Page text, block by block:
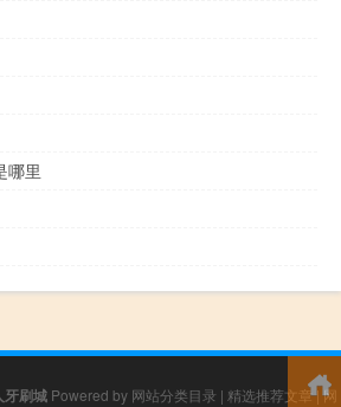
哪里
牙刷城 Powered by 网站分类目录 | 精选推荐文章|网